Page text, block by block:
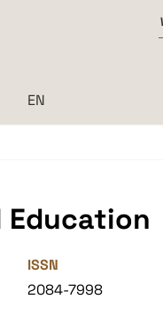
Education
ISSN
2084-7998